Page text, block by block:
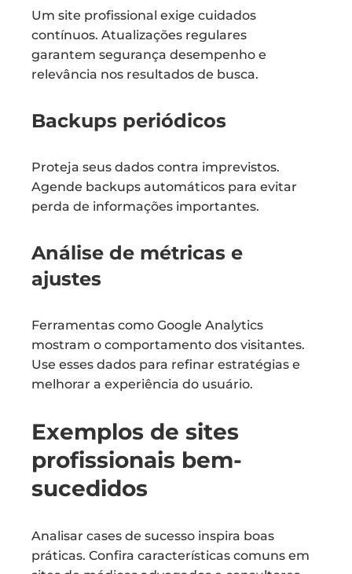
Um site profissional exige cuidados
contínuos. Atualizações regulares
garantem segurança desempenho e
relevância nos resultados de busca.
Backups periódicos
Proteja seus dados contra imprevistos.
Agende backups automáticos para evitar
perda de informações importantes.
Análise de métricas e
ajustes
Ferramentas como Google Analytics
mostram o comportamento dos visitantes.
Use esses dados para refinar estratégias e
melhorar a experiência do usuário.
Exemplos de sites
profissionais bem-
sucedidos
Analisar cases de sucesso inspira boas
práticas. Confira características comuns em